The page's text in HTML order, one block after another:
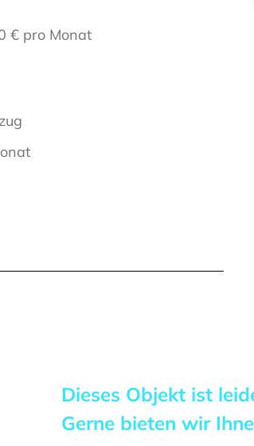
€ pro Monat
Dieses Objekt ist
Gerne bieten wir